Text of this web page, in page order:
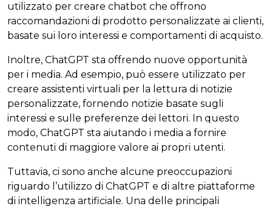
utilizzato per creare chatbot che offrono
raccomandazioni di prodotto personalizzate ai clienti,
basate sui loro interessi e comportamenti di acquisto.
Inoltre, ChatGPT sta offrendo nuove opportunità
per i media. Ad esempio, può essere utilizzato per
creare assistenti virtuali per la lettura di notizie
personalizzate, fornendo notizie basate sugli
interessi e sulle preferenze dei lettori. In questo
modo, ChatGPT sta aiutando i media a fornire
contenuti di maggiore valore ai propri utenti.
Tuttavia, ci sono anche alcune preoccupazioni
riguardo l’utilizzo di ChatGPT e di altre piattaforme
di intelligenza artificiale. Una delle principali